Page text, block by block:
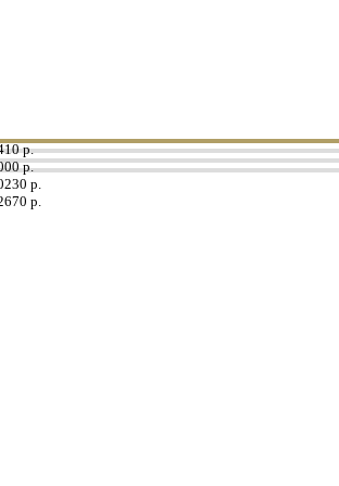
р.
р.
р.
р.